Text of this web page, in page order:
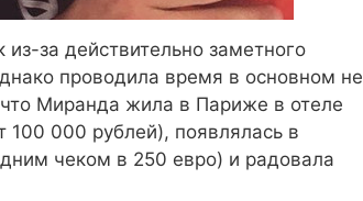
за действительно заметного
проводила время в основном не
Миранда жила в Париже в отеле
100 000 рублей), появлялась в
чеком в 250 евро) и радовала